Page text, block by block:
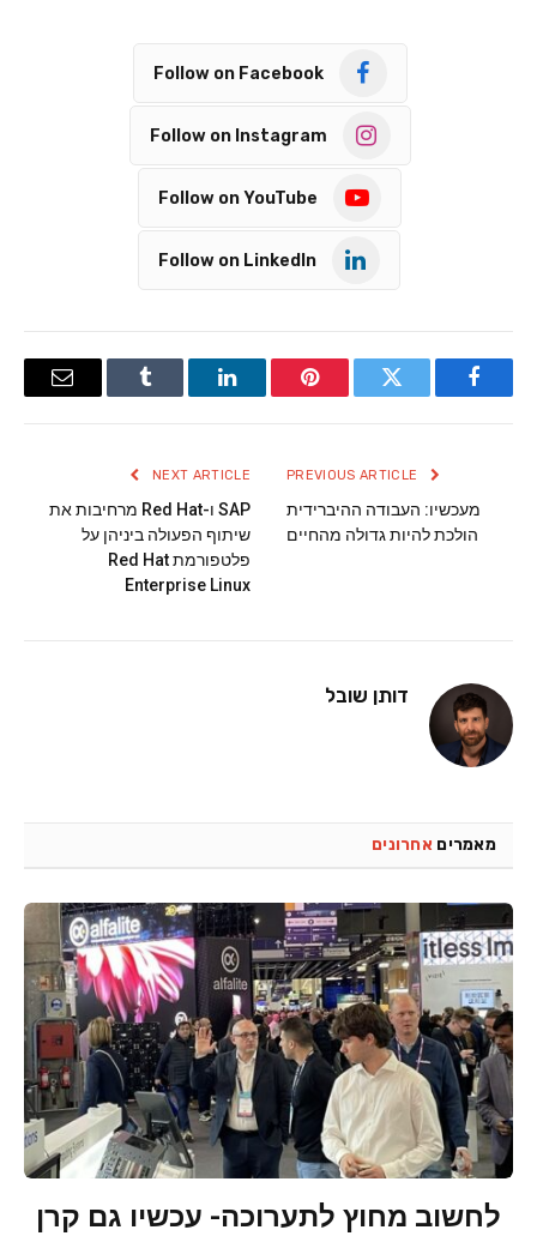
Follow on Facebook
Follow on Instagram
Follow on YouTube
Follow on LinkedIn
Facebook
Twitter
Pinterest
LinkedIn
Tumblr
Email
מעכשיו: העבודה ההיברידית
הולכת להיות גדולה מהחיים
NEXT ARTICLE
SAP ו-Red Hat מרחיבות את
שיתוף הפעולה ביניהן על
פלטפורמת Red Hat
Enterprise Linux
דותן שובל
מאמרים אחרונים
לחשוב מחוץ לתערוכה- עכשיו גם קרן